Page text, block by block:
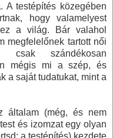
. A testépítés közegében
hogy valamelyest
ez a világ. Bár valahol
megfelelőnek tartott női
csak szándékosan
mégis mi a szép, és
a saját tudatukat, mint a
általam (még, és nem
és izomzat egy olyan
a testépítés) kezdete